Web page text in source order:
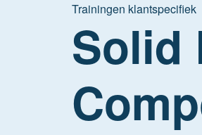
Trainingen klantspecifiek
Solid